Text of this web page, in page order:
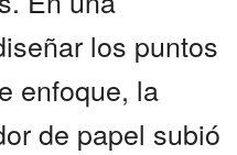
los puntos
enfoque, la
de papel subió